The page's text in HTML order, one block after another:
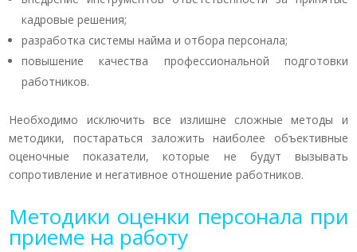
кадровые решения;
разработка системы найма и отбора персонала;
повышение качества профессиональной подготовки
работников.
Необходимо исключить все излишне сложные методы и
методики, постараться заложить наиболее объективные
оценочные показатели, которые не будут вызывать
сопротивление и негативное отношение работников.
Методики оценки персонала при
приеме на работу